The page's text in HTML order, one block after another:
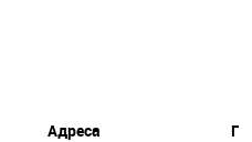
Адреса